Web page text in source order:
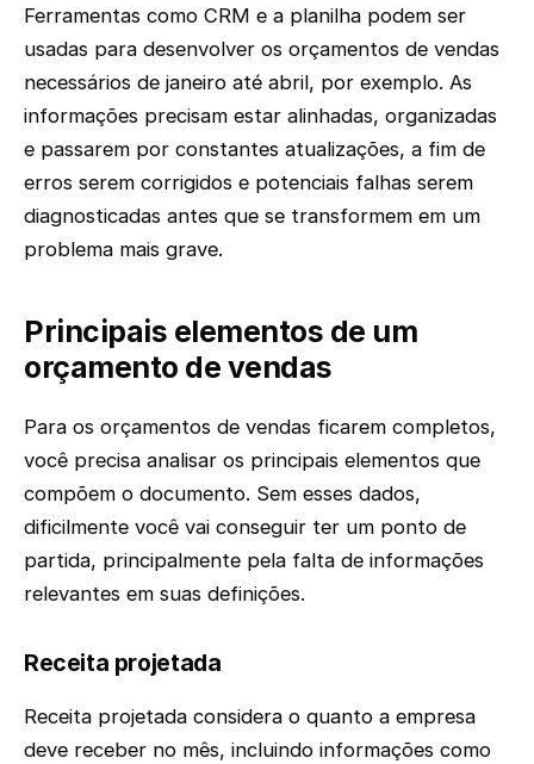
Ferramentas como CRM e a planilha podem ser
usadas para desenvolver os orçamentos de vendas
necessários de janeiro até abril, por exemplo. As
informações precisam estar alinhadas, organizadas
e passarem por constantes atualizações, a fim de
erros serem corrigidos e potenciais falhas serem
diagnosticadas antes que se transformem em um
problema mais grave.
Principais elementos de um
orçamento de vendas
Para os orçamentos de vendas ficarem completos,
você precisa analisar os principais elementos que
compõem o documento. Sem esses dados,
dificilmente você vai conseguir ter um ponto de
partida, principalmente pela falta de informações
relevantes em suas definições.
Receita projetada
Receita projetada considera o quanto a empresa
deve receber no mês, incluindo informações como